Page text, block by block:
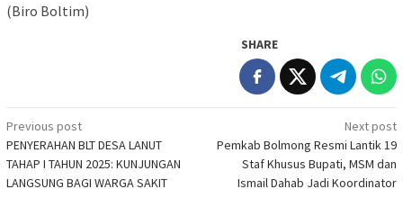
(Biro Boltim)
SHARE
Post
navigation
Previous post
PENYERAHAN BLT DESA LANUT
TAHAP I TAHUN 2025: KUNJUNGAN
LANGSUNG BAGI WARGA SAKIT
Next post
Pemkab Bolmong Resmi Lantik 19
Staf Khusus Bupati, MSM dan
Ismail Dahab Jadi Koordinator